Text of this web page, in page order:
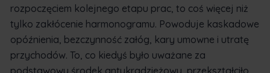
rozpoczęciem kolejnego etapu prac, to coś więcej niż
tylko zakłócenie harmonogramu. Powoduje kaskadowe
opóźnienia, bezczynność załóg, kary umowne i utratę
przychodów. To, co kiedyś było uważane za
podstawowy środek antykradzieżowy, przekształciło